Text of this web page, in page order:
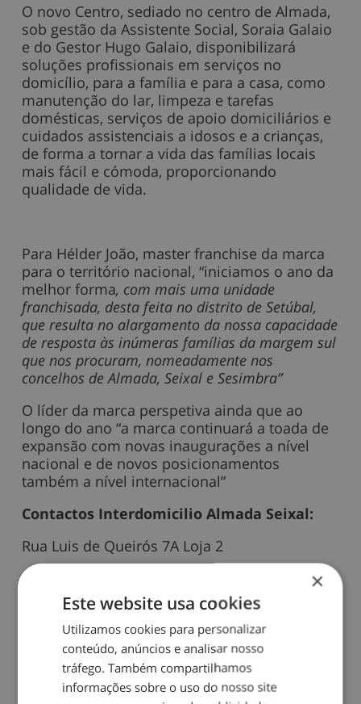
O novo Centro, sediado no centro de Almada,
sob gestão da Assistente Social, Soraia Galaio
e do Gestor Hugo Galaio, disponibilizará
soluções profissionais em serviços no
domicílio, para a família e para a casa, como
manutenção do lar, limpeza e tarefas
domésticas, serviços de apoio domiciliários e
cuidados assistenciais a idosos e a crianças,
de forma a tornar a vida das famílias locais
mais fácil e cómoda, proporcionando
qualidade de vida.
Para Hélder João, master franchise da marca
para o território nacional, “iniciamos o ano da
melhor forma, com mais uma unidade
franchisada, desta feita no distrito de Setúbal,
que resulta no alargamento da nossa capacidade
de resposta às inúmeras famílias da margem sul
que nos procuram, nomeadamente nos
concelhos de Almada, Seixal e Sesimbra”
O líder da marca perspetiva ainda que ao
longo do ano “a marca continuará a toada de
expansão com novas inaugurações a nível
nacional e de novos posicionamentos
também a nível internacional”
Contactos Interdomicilio Almada Seixal:
Rua Luis de Queirós 7A Loja 2
2800-687 Almada
21 550 2033|almada.seixal@interdomicilio.pt
Compartilhe este blog
×
Este website usa cookies
Utilizamos cookies para personalizar
conteúdo, anúncios e analisar nosso
tráfego. Também compartilhamos
informações sobre o uso do nosso site